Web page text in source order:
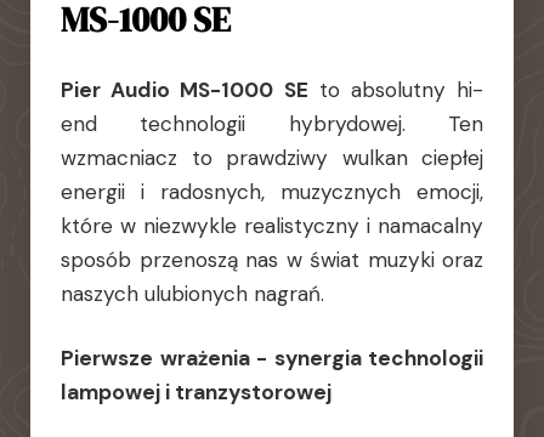
MS-1000 SE
Pier Audio MS-1000 SE to absolutny hi-
end technologii hybrydowej. Ten
wzmacniacz to prawdziwy wulkan ciepłej
energii i radosnych, muzycznych emocji,
które w niezwykle realistyczny i namacalny
sposób przenoszą nas w świat muzyki oraz
naszych ulubionych nagrań.
Pierwsze wrażenia - synergia technologii
lampowej i tranzystorowej